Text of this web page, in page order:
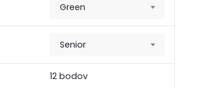
Green
Senior
12 bodov